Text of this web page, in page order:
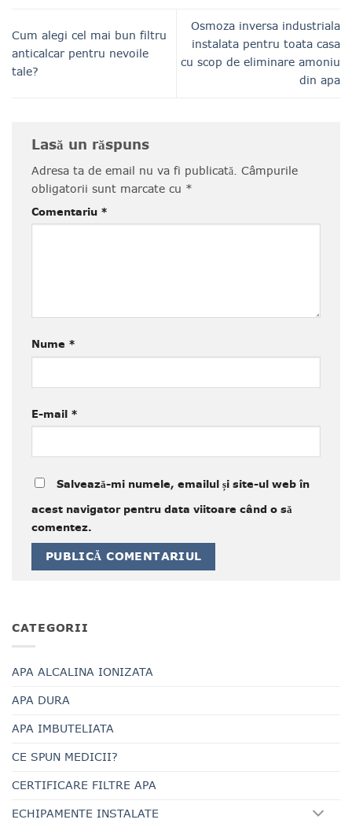
Cum alegi cel mai bun filtru
anticalcar pentru nevoile
tale?
Osmoza inversa industriala
instalata pentru toata casa
cu scop de eliminare amoniu
din apa
Lasă un răspuns
Adresa ta de email nu va fi publicată. Câmpurile
obligatorii sunt marcate cu *
Comentariu *
Nume *
E-mail *
Salvează-mi numele, emailul și site-ul web în
acest navigator pentru data viitoare când o să
comentez.
CATEGORII
APA ALCALINA IONIZATA
APA DURA
APA IMBUTELIATA
CE SPUN MEDICII?
CERTIFICARE FILTRE APA
ECHIPAMENTE INSTALATE